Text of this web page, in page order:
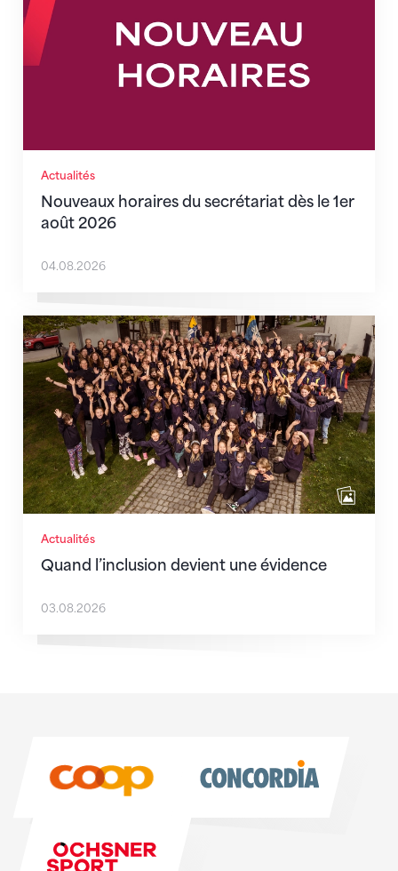
Actualités
Nouveaux horaires du secrétariat dès le 1er
août 2026
04.08.2026
Actualités
Quand l’inclusion devient une évidence
Quand l’inclusion devient une évidence
03.08.2026